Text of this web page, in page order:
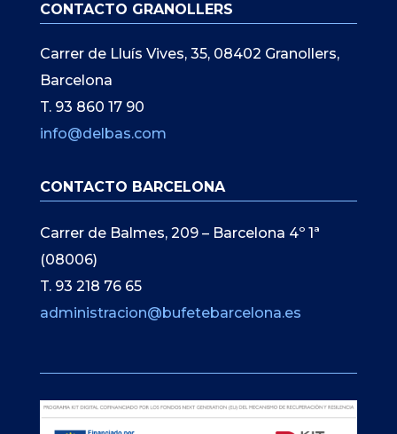
CONTACTO GRANOLLERS
Carrer de Lluís Vives, 35, 08402 Granollers,
Barcelona
T. 93 860 17 90
info@delbas.com
CONTACTO BARCELONA
Carrer de Balmes, 209 – Barcelona 4º 1ª
(08006)
T. 93 218 76 65
administracion@bufetebarcelona.es